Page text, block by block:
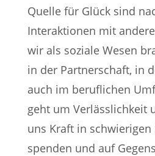
Quelle für Glück sind
Interaktionen mit
wir als soziale Wesen
in der Partnerschaft, in
auch im beruflichen
geht um Verlässlichkeit
uns Kraft in schwierigen
spenden und auf